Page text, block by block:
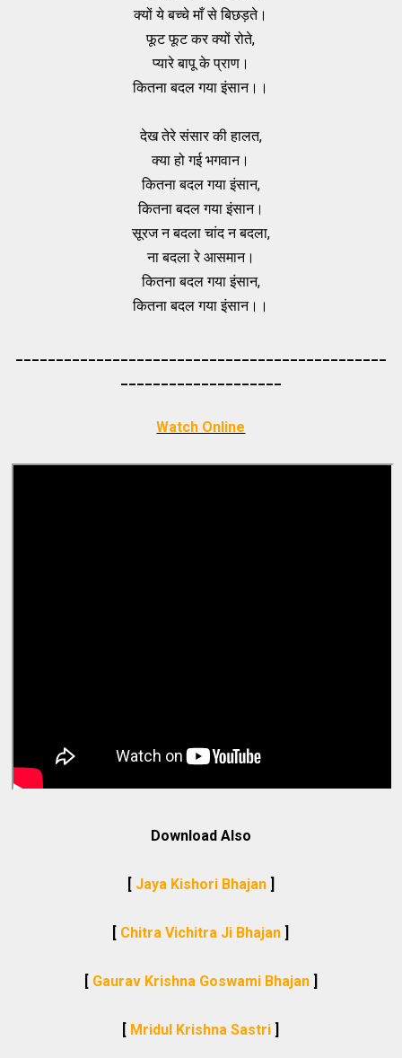
क्यों ये बच्चे माँ से बिछड़ते।
फूट फूट कर क्यों रोते,
प्यारे बापू के प्राण।
कितना बदल गया इंसान।।
देख तेरे संसार की हालत,
क्या हो गई भगवान।
कितना बदल गया इंसान,
कितना बदल गया इंसान।
सूरज न बदला चांद न बदला,
ना बदला रे आसमान।
कितना बदल गया इंसान,
कितना बदल गया इंसान।।
Watch Online
Download Also
[ Jaya Kishori Bhajan]
[ Chitra Vichitra Ji Bhajan ]
[ Gaurav Krishna Goswami Bhajan]
[ Mridul Krishna Sastri ]